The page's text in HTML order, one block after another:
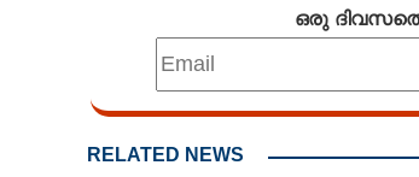
ഒരു
RELATED NEWS